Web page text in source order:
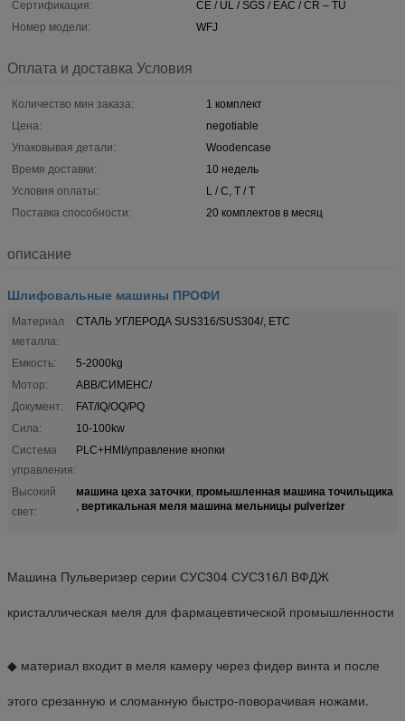
Сертификация:
CE / UL / SGS / EAC / CR – TU
Номер модели:
WFJ
Оплата и доставка Условия
Количество мин заказа:
1 комплект
Цена:
negotiable
Упаковывая детали:
Woodencase
Время доставки:
10 недель
Условия оплаты:
L / C, T / T
Поставка способности:
20 комплектов в месяц
описание
Шлифовальные машины ПРОФИ
Материал
металла:
СТАЛЬ УГЛЕРОДА SUS316/SUS304/, ETC
Емкость:
5-2000kg
Мотор:
ABB/СИМЕНС/
Документ:
FAT/IQ/OQ/PQ
Сила:
10-100kw
Система
управления:
PLC+HMI/управление кнопки
Высокий
свет:
машина цеха заточки, промышленная машина точильщика
, вертикальная меля машина мельницы pulverizer
Машина Пульверизер серии СУС304 СУС316Л ВФДЖ
кристаллическая меля для фармацевтической промышленности
◆ материал входит в меля камеру через фидер винта и после
этого срезанную и сломанную быстро-поворачивая ножами.